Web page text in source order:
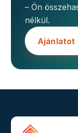
– Ön
nélkül.
Ajánlatot